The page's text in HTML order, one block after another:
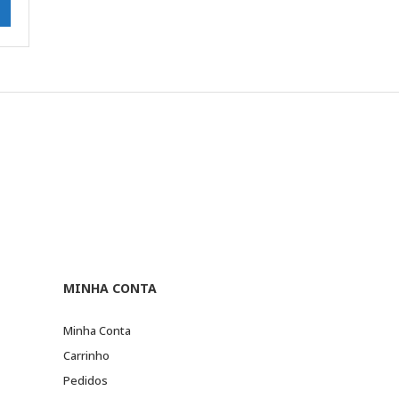
MINHA CONTA
Minha Conta
Carrinho
Pedidos